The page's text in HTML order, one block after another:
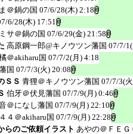
＠鍋の国 07/6/28(木) 2:18
6/28(木) 17:51
サ＠鍋の国 07/6/29(金) 21:58
高原鋼一郎@キノウツン藩国 07/7/
＠akiharu国 07/7/2(月) 4:18
国 07/7/3(火) 20:08
ＳＳ 青狸＠キノウツン藩国 07/7/3(
伯牙＠伏見藩国 07/7/9(月) 0:46
＠になし藩国 07/7/9(月) 22:10
４＠akiharu国 07/7/9(月) 22:28
らのご依頼イラスト あやの＠ＦＥＧ